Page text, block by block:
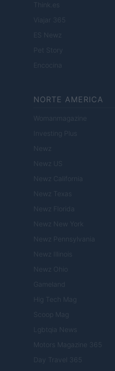
Think.es
Viajar 365
ES Newz
Pet Story
Encocina
NORTE AMERICA
Womanmagazine
Investing Plus
Newz
Newz US
Newz California
Newz Texas
Newz Florida
Newz New York
Newz Pennsylvania
Newz Illinois
Newz Ohio
Gameland
Hig Tech Mag
Scoop Mag
Lgbtqia News
Motors Magazine 365
Day Travel 365